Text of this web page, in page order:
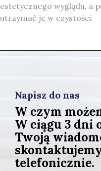
estetycznego wyglądu, a
utrzymać je w czystości.
Napisz do nas
W czym
W ciągu 3 dni
Twoją
telefonicznie.